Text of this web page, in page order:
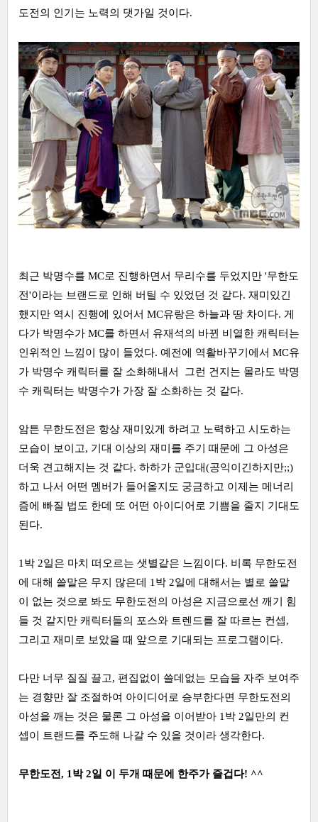
도전의 인기는 노력의 댓가일 것이다.
최근 박명수를 MC로 진행하면서 무리수를 두었지만 '무한도
전'이라는 브랜드로 인해 버틸 수 있었던 것 같다. 재미있긴
했지만 역시 진행에 있어서 MC유랑은 하늘과 땅 차이다. 게
다가 박명수가 MC를 하면서 유재석의 바뀐 비열한 캐릭터는
인위적인 느낌이 많이 들었다. 예전에 역활바꾸기에서 MC유
가 박명수 캐릭터를 잘 소화해내서 그런 건지는 몰라도 박명
수 캐릭터는 박명수가 가장 잘 소화하는 것 같다.
암튼 무한도전은 항상 재미있게 하려고 노력하고 시도하는
모습이 보이고, 기대 이상의 재미를 주기 때문에 그 아성은
더욱 견고해지는 것 같다. 하하가 군입대(공익이긴하지만;;)
하고 나서 어떤 멤버가 들어올지도 궁금하고 이제는 메너리
즘에 빠질 법도 한데 또 어떤 아이디어로 기쁨을 줄지 기대도
된다.
1박 2일은 마치 떠오르는 샛별같은 느낌이다. 비록 무한도전
에 대해 쓸말은 무지 많은데 1박 2일에 대해서는 별로 쓸말
이 없는 것으로 봐도 무한도전의 아성은 지금으로선 깨기 힘
들 것 같지만 캐릭터들의 포스와 트렌드를 잘 따르는 컨셉,
그리고 재미로 보았을 때 앞으로 기대되는 프로그램이다.
다만 너무 질질 끌고, 편집없이 쓸데없는 모습을 자주 보여주
는 경향만 잘 조절하여 아이디어로 승부한다면 무한도전의
아성을 깨는 것은 물론 그 아성을 이어받아 1박 2일만의 컨
셉이 트랜드를 주도해 나갈 수 있을 것이라 생각한다.
무한도전, 1박 2일 이 두개 때문에 한주가 즐겁다! ^^